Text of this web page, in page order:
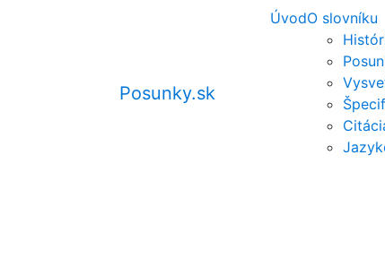
Posunky.sk
ÚvodO slovníku